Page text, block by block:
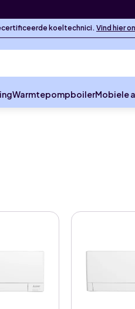
koeltechnici. Vind hier
WarmtepompboilerMobiele